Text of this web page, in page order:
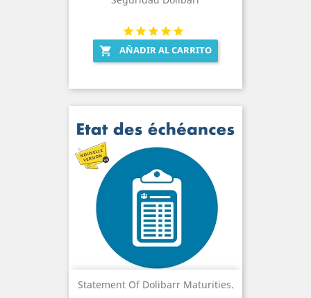
 AÑADIR AL CARRITO
Statement Of Dolibarr Maturities.